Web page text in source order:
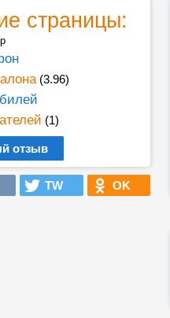
страницы:
(3.96)
(1)
отзыв
TW OK